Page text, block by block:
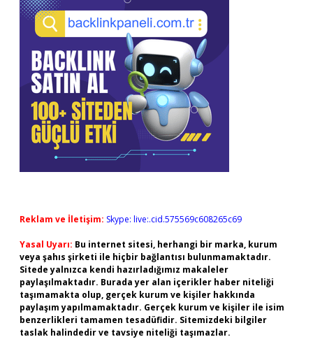
Reklam ve İletişim: Skype: live:.cid.575569c608265c69
Yasal Uyarı: Bu internet sitesi, herhangi bir marka, kurum
veya şahıs şirketi ile hiçbir bağlantısı bulunmamaktadır.
Sitede yalnızca kendi hazırladığımız makaleler
paylaşılmaktadır. Burada yer alan içerikler haber niteliği
taşımamakta olup, gerçek kurum ve kişiler hakkında
paylaşım yapılmamaktadır. Gerçek kurum ve kişiler ile isim
benzerlikleri tamamen tesadüfidir. Sitemizdeki bilgiler
taslak halindedir ve tavsiye niteliği taşımazlar.